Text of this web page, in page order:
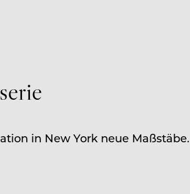
in New York neue Maßstäbe.